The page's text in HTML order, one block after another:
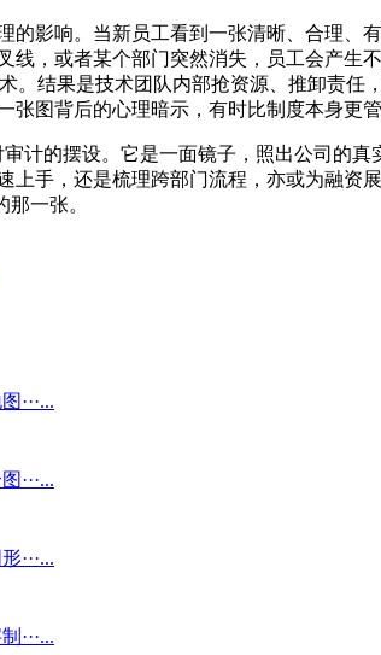
影响。当新员工看到一张清晰、合理、
，或者某个部门突然消失，员工会产
。结果是技术团队内部抢资源、推卸责
图背后的心理暗示，有时比制度本身更管
计的摆设。它是一面镜子，照出公司的
上手，还是梳理跨部门流程，亦或为融
一张。
···...
···...
···...
···...